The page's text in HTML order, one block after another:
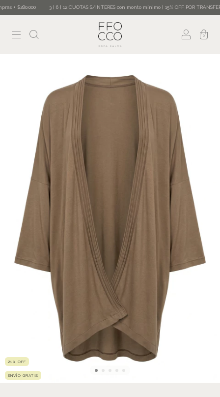
+ $280.000 3 | 6 | 12 CUOTAS S/INTERES con monto mínimo | 15% OFF POR
0
21 % OFF
ENVÍO GRATIS